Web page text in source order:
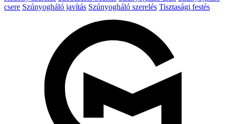
csere Szúnyogháló javítás Szúnyogháló szerelés Tisztasági festés